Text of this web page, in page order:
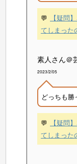
💬
【疑問
てしまった
素人さん＠
2023/2/05
どっちも勝
💬
【疑問
てしまった